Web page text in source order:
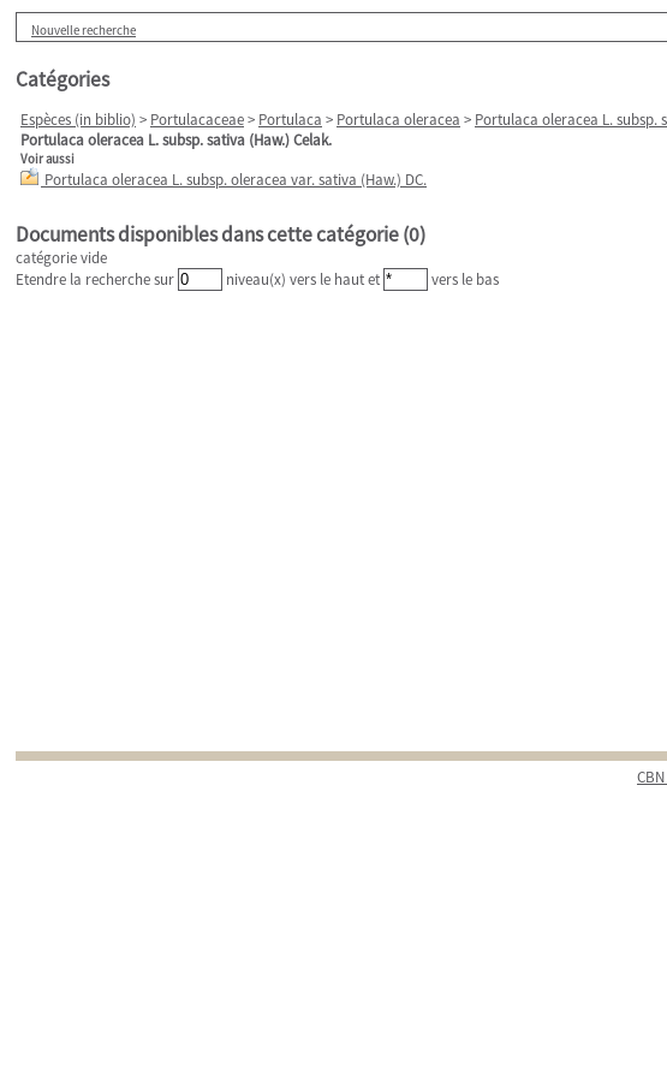
Nouvelle recherche
Catégories
Espèces (in biblio) > Portulacaceae> Portulaca > Portulaca oleracea > Portulaca oleracea L. subsp.
Portulaca oleracea L. subsp. sativa (Haw.) Celak.
Voir aussi
Portulaca oleracea L. subsp. oleracea var. sativa (Haw.) DC.
Documents disponibles dans cette catégorie (0)
catégorie vide
Etendre la recherche sur
niveau(x) vers le haut et vers le bas